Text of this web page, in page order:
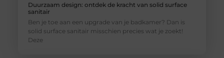
Duurzaam design: ontdek de kracht van solid surface
sanitair
Ben je toe aan een upgrade van je badkamer? Dan is
solid surface sanitair misschien precies wat je zoekt!
Deze